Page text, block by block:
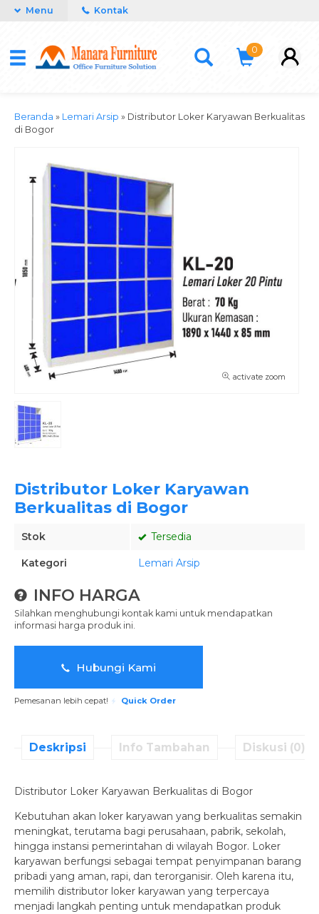
Menu Kontak
0
Beranda » Lemari Arsip » Distributor Loker Karyawan Berkualitas
di Bogor
activate zoom
Distributor Loker Karyawan
Berkualitas di Bogor
Stok Tersedia
Kategori Lemari Arsip
INFO HARGA
Silahkan menghubungi kontak kami untuk mendapatkan
informasi harga produk ini.
Hubungi Kami
Pemesanan lebih cepat! Quick Order
Deskripsi Info Tambahan Diskusi (0)
Distributor Loker Karyawan Berkualitas di Bogor
Kebutuhan akan loker karyawan yang berkualitas semakin
meningkat, terutama bagi perusahaan, pabrik, sekolah,
hingga instansi pemerintahan di wilayah Bogor. Loker
karyawan berfungsi sebagai tempat penyimpanan barang
pribadi yang aman, rapi, dan terorganisir. Oleh karena itu,
memilih distributor loker karyawan yang terpercaya
menjadi langkah penting untuk mendapatkan produk